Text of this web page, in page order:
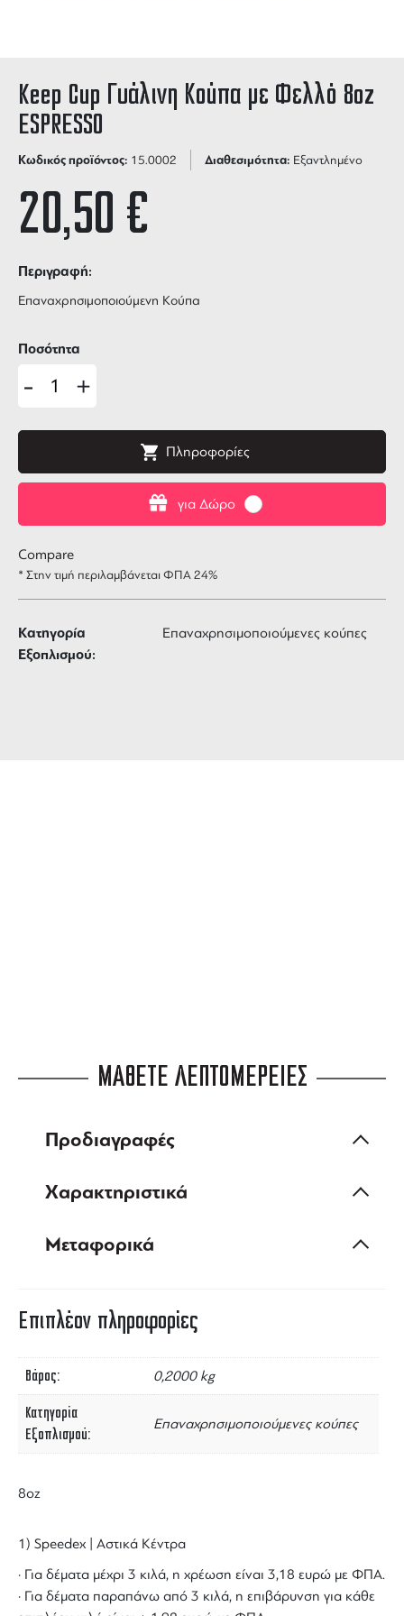
Keep Cup Γυάλινη Κούπα με Φελλό 8oz
ESPRESSO
Κωδικός προϊόντος: 15.0002 Διαθεσιμότητα: Εξαντλημένο
20,50€
Περιγραφή:
Επαναχρησιμοποιούμενη Κούπα
για Δώρο
Ποσότητα
- +
Πληροφορίες
Compare
* Στην τιμή περιλαμβάνεται ΦΠΑ 24%
Κατηγορία
Εξοπλισμού:
Επαναχρησιμοποιούμενες κούπες
ΜΑΘΕΤΕ ΛΕΠΤΟΜΕΡΕΙΕΣ
Προδιαγραφές
Χαρακτηριστικά
Μεταφορικά
Επιπλέον πληροφορίες
Βάρος 0,2000 kg
Κατηγορία
Εξοπλισμού
Επαναχρησιμοποιούμενες κούπες
8oz
1) Speedex | Αστικά Κέντρα
· Για δέματα μέχρι 3 κιλά, η χρέωση είναι 3,18 ευρώ με ΦΠΑ.
· Για δέματα παραπάνω από 3 κιλά, η επιβάρυνση για κάθε